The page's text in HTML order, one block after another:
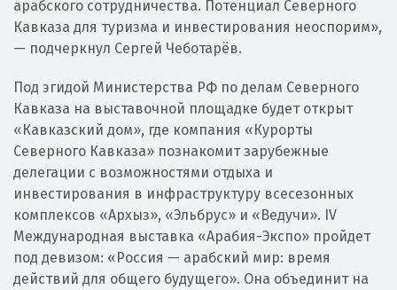
арабского сотрудничества. Потенциал Северного
Кавказа для туризма и инвестирования неоспорим»,
— подчеркнул Сергей Чеботарёв.
Под эгидой Министерства РФ по делам Северного
Кавказа на выставочной площадке будет открыт
«Кавказский дом», где компания «Курорты
Северного Кавказа» познакомит зарубежные
делегации с возможностями отдыха и
инвестирования в инфраструктуру всесезонных
комплексов «Архыз», «Эльбрус» и «Ведучи». IV
Международная выставка «Арабия-Экспо» пройдет
под девизом: «Россия — арабский мир: время
действий для общего будущего». Она объединит на